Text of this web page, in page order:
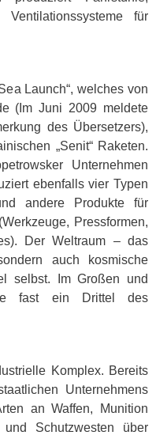
für
Launch“, welches von
(Im Juni 2009 meldete
des Übersetzers),
„Senit“ Raketen.
Unternehmen
ebenfalls vier Typen
andere Produkte für
Pressformen,
Der Weltraum – das
auch kosmische
selbst. Im Großen und
fast ein Drittel des
Komplex. Bereits
Unternehmens
an Waffen, Munition
Schutzwesten über